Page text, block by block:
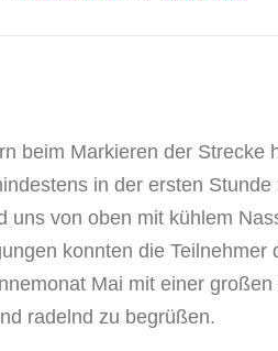
beim Markieren der
in der ersten
uns von oben mit kühlem
konnten die
Mai mit einer
radelnd zu begrüßen.